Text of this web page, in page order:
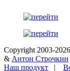
Copyright 2003-
& Антон Строчкин
Наш продукт |